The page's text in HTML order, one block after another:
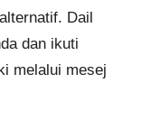
Dail
dan ikuti
melalui mesej